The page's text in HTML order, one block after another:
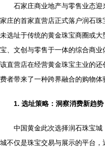
石家庄商业地产与零售业态
家庄的首家直营店正式落户润石
未选址于传统的黄金珠宝商圈或
宝、文创与零售于一体的综合商
该直营店在经营黄金珠宝主业的
费者带来了一种跨界融合的购物体
1. 选址策略：洞察消费新趋势
中国黄金此次选择润石珠宝
城不仅是珠宝交易与展示的平台